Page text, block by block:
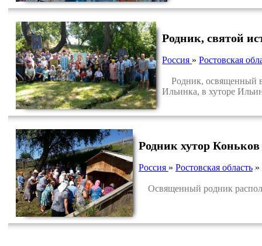
Родник, святой
Россия »Ростовская
Родник, освященный в
Ильинка, в хуторе
Родник хутор Коньков
Россия » Ростовская область »
Освященный родник